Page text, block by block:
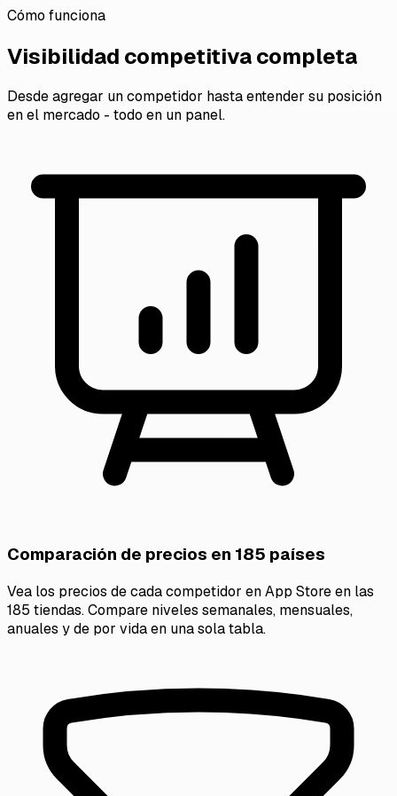
Cómo funciona
Visibilidad competitiva completa
Desde agregar un competidor hasta entender su posición
en el mercado - todo en un panel.
Comparación de precios en 185 países
Vea los precios de cada competidor en App Store en las
185 tiendas. Compare niveles semanales, mensuales,
anuales y de por vida en una sola tabla.